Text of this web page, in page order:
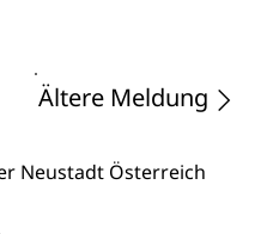
Ältere Meldung
Neustadt Österreich